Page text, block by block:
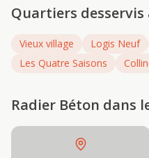
Quartiers desservis
Vieux village Logis Neuf
Les Quatre Saisons
Radier Béton dans